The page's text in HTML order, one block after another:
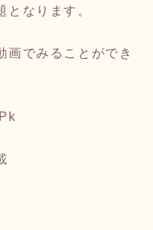
となります。
画でみることができ